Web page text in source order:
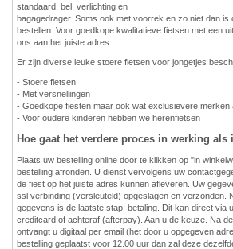
standaard, bel, verlichting en
bagagedrager. Soms ook met voorrek en zo niet dan is
bestellen. Voor goedkope kwalitatieve fietsen met een
ons aan het juiste adres.
Er zijn diverse leuke stoere fietsen voor jongetjes
- Stoere fietsen
- Met versnellingen
- Goedkope fiesten maar ook wat exclusievere merken
- Voor oudere kinderen hebben we herenfietsen
Hoe gaat het verdere proces in werking als
Plaats uw bestelling online door te klikken op "in
bestelling afronden. U dienst vervolgens uw
de fiest op het juiste adres kunnen afleveren. Uw
ssl verbinding (versleuteld) opgeslagen en verzonden.
gegevens is de laatste stap: betaling. Dit kan direct via
creditcard of achteraf (afterpay). Aan u de keuze. Na
ontvangt u digitaal per email (het door u opgegeven
bestelling geplaatst voor 12.00 uur dan zal deze